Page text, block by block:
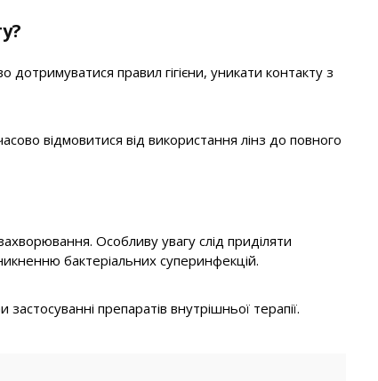
правил гігієни, уникати контакту з
відмовитися від використання лінз до повного
Особливу увагу слід приділяти
бактеріальних суперинфекцій.
препаратів внутрішньої терапії.